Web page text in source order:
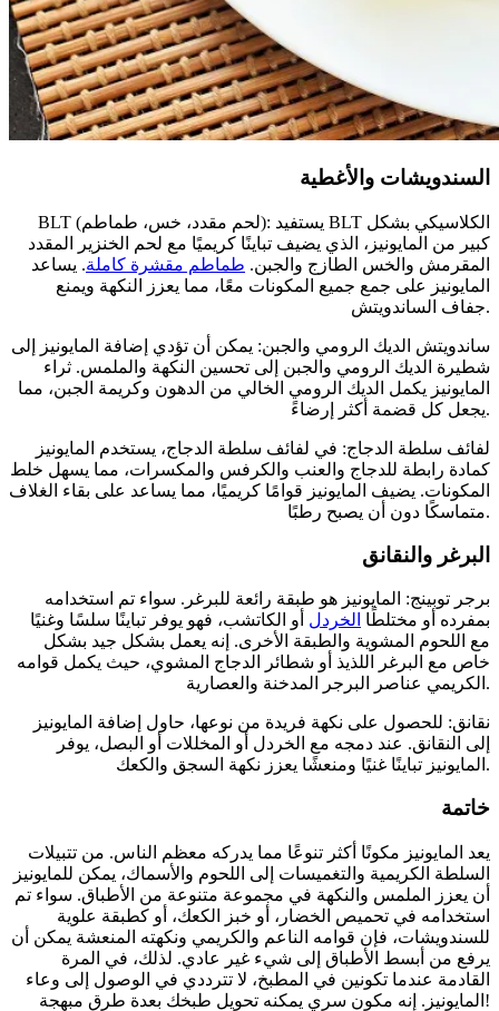
السندويشات والأغطية
BLT (لحم مقدد، خس، طماطم): يستفيد BLT الكلاسيكي بشكل
كبير من المايونيز، الذي يضيف تباينًا كريميًا مع لحم الخنزير المقدد
المقرمش والخس الطازج والجبن. طماطم مقشرة كاملة. يساعد
المايونيز على جمع جميع المكونات معًا، مما يعزز النكهة ويمنع
جفاف الساندويتش.
ساندويتش الديك الرومي والجبن: يمكن أن تؤدي إضافة المايونيز إلى
شطيرة الديك الرومي والجبن إلى تحسين النكهة والملمس. ثراء
المايونيز يكمل الديك الرومي الخالي من الدهون وكريمة الجبن، مما
يجعل كل قضمة أكثر إرضاءً.
لفائف سلطة الدجاج: في لفائف سلطة الدجاج، يستخدم المايونيز
كمادة رابطة للدجاج والعنب والكرفس والمكسرات، مما يسهل خلط
المكونات. يضيف المايونيز قوامًا كريميًا، مما يساعد على بقاء الغلاف
متماسكًا دون أن يصبح رطبًا.
البرغر والنقانق
برجر توبينج: المايونيز هو طبقة رائعة للبرغر. سواء تم استخدامه
بمفرده أو مختلطًا الخردل أو الكاتشب، فهو يوفر تباينًا سلسًا وغنيًا
مع اللحوم المشوية والطبقة الأخرى. إنه يعمل بشكل جيد بشكل
خاص مع البرغر اللذيذ أو شطائر الدجاج المشوي، حيث يكمل قوامه
الكريمي عناصر البرجر المدخنة والعصارية.
نقانق: للحصول على نكهة فريدة من نوعها، حاول إضافة المايونيز
إلى النقانق. عند دمجه مع الخردل أو المخللات أو البصل، يوفر
المايونيز تباينًا غنيًا ومنعشًا يعزز نكهة السجق والكعك.
خاتمة
يعد المايونيز مكونًا أكثر تنوعًا مما يدركه معظم الناس. من تتبيلات
السلطة الكريمية والتغميسات إلى اللحوم والأسماك، يمكن للمايونيز
أن يعزز الملمس والنكهة في مجموعة متنوعة من الأطباق. سواء تم
استخدامه في تحميص الخضار، أو خبز الكعك، أو كطبقة علوية
للسندويشات، فإن قوامه الناعم والكريمي ونكهته المنعشة يمكن أن
يرفع من أبسط الأطباق إلى شيء غير عادي. لذلك، في المرة
القادمة عندما تكونين في المطبخ، لا تترددي في الوصول إلى وعاء
المايونيز. إنه مكون سري يمكنه تحويل طبخك بعدة طرق مبهجة!